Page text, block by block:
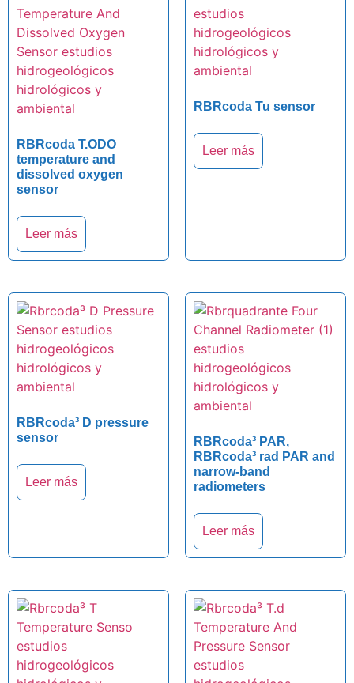
RBRcoda T.ODO
temperature and
dissolved oxygen
sensor
Leer más
RBRcoda Tu sensor
Leer más
RBRcoda³ D pressure
sensor
Leer más
RBRcoda³ PAR,
RBRcoda³ rad PAR and
narrow-band
radiometers
Leer más